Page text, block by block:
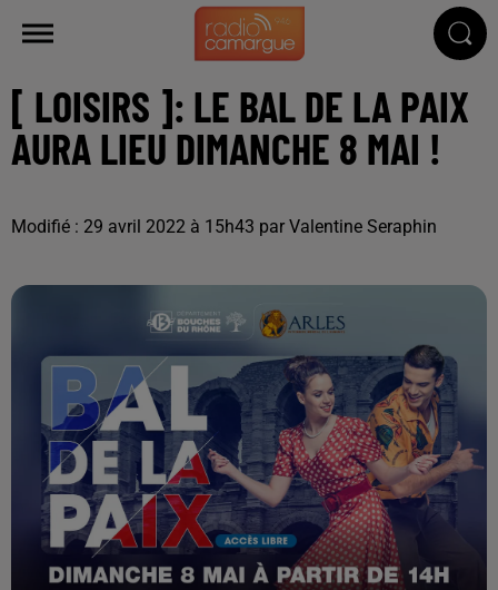
[ LOISIRS ]: LE BAL DE LA PAIX
AURA LIEU DIMANCHE 8 MAI !
Modifié : 29 avril 2022 à 15h43 par Valentine Seraphin